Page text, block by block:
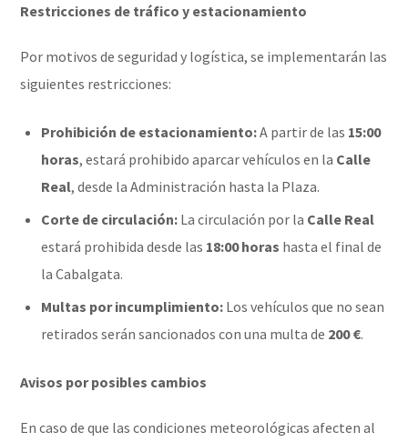
Restricciones de tráfico y estacionamiento
Por motivos de seguridad y logística, se implementarán las
siguientes restricciones:
Prohibición de estacionamiento:A partir de las 15:00
horas, estará prohibido aparcar vehículos en la Calle
Real, desde la Administración hasta la Plaza.
Corte de circulación: La circulación por la Calle Real
estará prohibida desde las 18:00 horas hasta el final de
la Cabalgata.
Multas por incumplimiento: Los vehículos que no sean
retirados serán sancionados con una multa de 200 €.
Avisos por posibles cambios
En caso de que las condiciones meteorológicas afecten al